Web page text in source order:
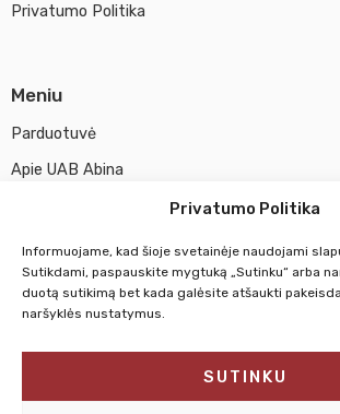
Privatumo Politika
Informuojame, kad šioje svetainėje naudojami
Sutikdami, paspauskite mygtuką „Sutinku“ arba
duotą sutikimą bet kada galėsite atšaukti
naršyklės nustatymus.
SUTINKU
Privatumo Politika
Meniu
Parduotuvė
Apie UAB Abina
Pirm. - Penkt.
Šeštadienį
Sekmadienį